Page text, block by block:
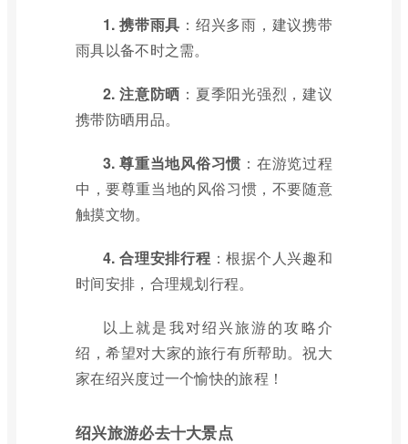
1. 携带雨具 ：绍兴多雨，建议携带
雨具以备不时之需。
2. 注意防晒 ：夏季阳光强烈，建议
携带防晒用品。
3. 尊重当地风俗习惯 ：在游览过程
中，要尊重当地的风俗习惯，不要随意
触摸文物。
4. 合理安排行程 ：根据个人兴趣和
时间安排，合理规划行程。
以上就是我对绍兴旅游的攻略介
绍，希望对大家的旅行有所帮助。祝大
家在绍兴度过一个愉快的旅程！
绍兴旅游必去十大景点